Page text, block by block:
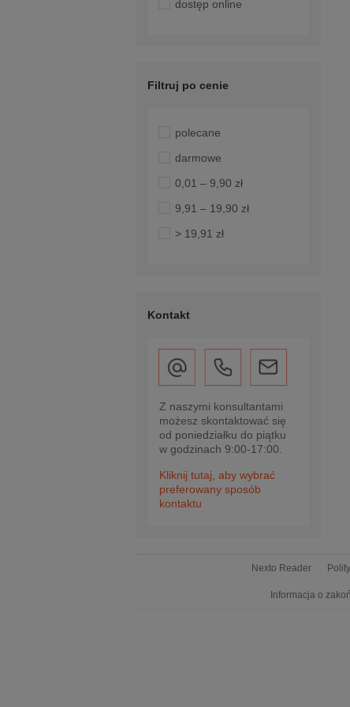
dostęp online
Filtruj po cenie
polecane
darmowe
0,01 – 9,90 zł
9,91 – 19,90 zł
> 19,91 zł
Kontakt
Z naszymi konsultantami
możesz skontaktować się
od poniedziałku do piątku
w godzinach 9:00-17:00.
Kliknij tutaj, aby wybrać
preferowany sposób
kontaktu
Nexto Reader
Informacja o